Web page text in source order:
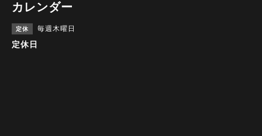
カレンダー
定休 毎週木曜日
定休日